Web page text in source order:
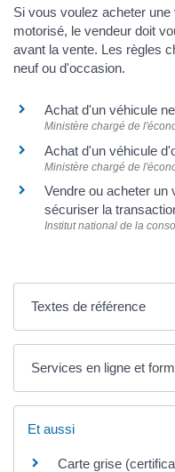
Si vous voulez acheter
motorisé, le vendeur doit
avant la vente. Les règles
neuf ou d'occasion.
Achat d'un véhicule
Ministère chargé de
Achat d'un véhicule
Ministère chargé de
Vendre ou acheter
sécuriser la
Institut national de la
Textes de référence
Services en ligne et
Et aussi
Carte grise